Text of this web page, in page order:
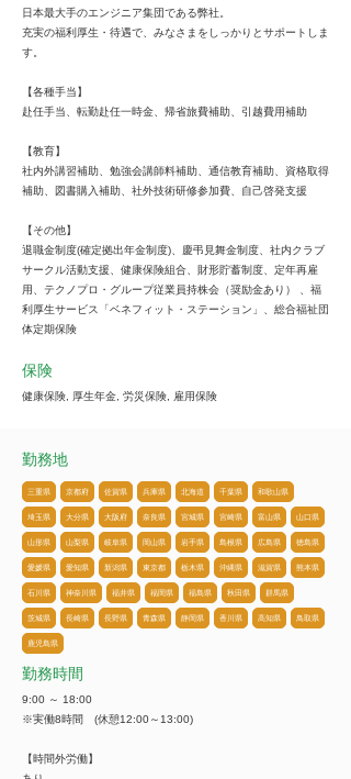
日本最大手のエンジニア集団である弊社。
充実の福利厚生・待遇で、みなさまをしっかりとサポートしま
す。
【各種手当】
赴任手当、転勤赴任一時金、帰省旅費補助、引越費用補助
【教育】
社内外講習補助、勉強会講師料補助、通信教育補助、資格取得
補助、図書購入補助、社外技術研修参加費、自己啓発支援
【その他】
退職金制度(確定拠出年金制度)、慶弔見舞金制度、社内クラブ
サークル活動支援、健康保険組合、財形貯蓄制度、定年再雇
用、テクノプロ・グループ従業員持株会（奨励金あり） 、福
利厚生サービス「ベネフィット・ステーション」、総合福祉団
体定期保険
保険
健康保険, 厚生年金, 労災保険, 雇用保険
勤務地
三重県 京都府 佐賀県 兵庫県 北海道 千葉県 和歌山県
埼玉県 大分県 大阪府 奈良県 宮城県 宮崎県 富山県 山口県
山形県 山梨県 岐阜県 岡山県 岩手県 島根県 広島県 徳島県
愛媛県 愛知県 新潟県 東京都 栃木県 沖縄県 滋賀県 熊本県
石川県 神奈川県 福井県 福岡県 福島県 秋田県 群馬県
茨城県 長崎県 長野県 青森県 静岡県 香川県 高知県 鳥取県
鹿児島県
勤務時間
9:00 ～ 18:00
※実働8時間 (休憩12:00～13:00)
【時間外労働】